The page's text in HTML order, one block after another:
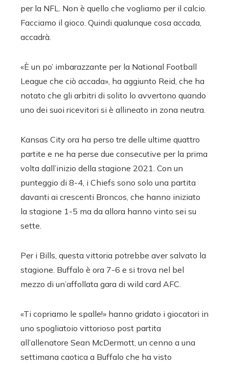
per la NFL. Non è quello che vogliamo per il calcio.
Facciamo il gioco. Quindi qualunque cosa accada,
accadrà.
«È un po’ imbarazzante per la National Football
League che ciò accada», ha aggiunto Reid, che ha
notato che gli arbitri di solito lo avvertono quando
uno dei suoi ricevitori si è allineato in zona neutra.
Kansas City ora ha perso tre delle ultime quattro
partite e ne ha perse due consecutive per la prima
volta dall’inizio della stagione 2021. Con un
punteggio di 8-4, i Chiefs sono solo una partita
davanti ai crescenti Broncos, che hanno iniziato
la stagione 1-5 ma da allora hanno vinto sei su
sette.
Per i Bills, questa vittoria potrebbe aver salvato la
stagione. Buffalo è ora 7-6 e si trova nel bel
mezzo di un’affollata gara di wild card AFC.
«Ti copriamo le spalle!» hanno gridato i giocatori in
uno spogliatoio vittorioso post partita
all’allenatore Sean McDermott, un cenno a una
settimana caotica a Buffalo che ha visto